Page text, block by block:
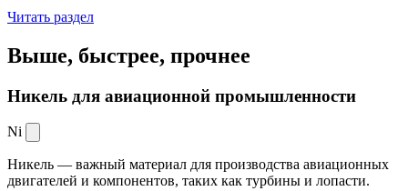
Читать раздел
Выше, быстрее, прочнее
Никель для авиационной промышленности
Ni
Никель — важный материал для производства авиационных
двигателей и компонентов, таких как турбины и лопасти.